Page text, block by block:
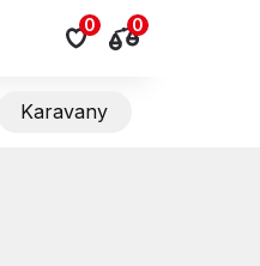
0 0
Karavany